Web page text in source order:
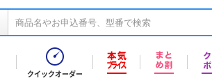
クイックオーダー